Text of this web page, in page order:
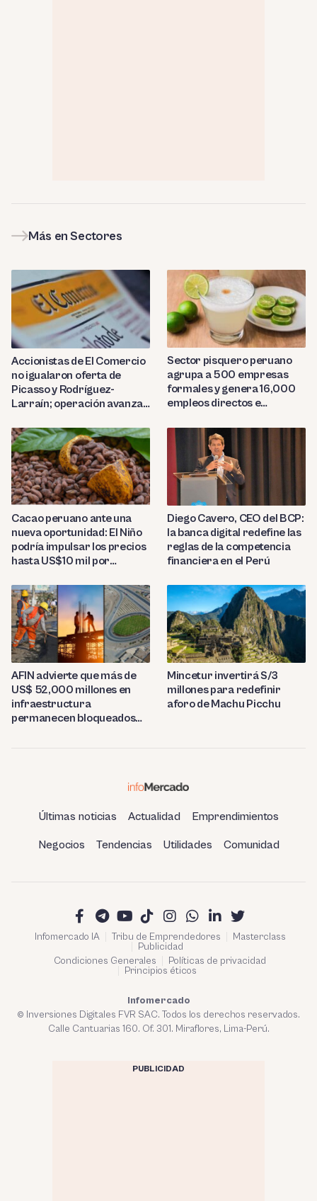
Más en Sectores
Accionistas de El Comercio
no igualaron oferta de
Picasso y Rodríguez-
Larraín; operación avanza
Sector pisquero peruano
agrupa a 500 empresas
formales y genera 16,000
empleos directos e
Cacao peruano ante una
nueva oportunidad: El Niño
podría impulsar los precios
hasta US$10 mil por
Diego Cavero, CEO del BCP:
la banca digital redefine las
reglas de la competencia
financiera en el Perú
AFIN advierte que más de
US$ 52,000 millones en
infraestructura
permanecen bloqueados
Mincetur invertirá S/3
millones para redefinir
aforo de Machu Picchu
Últimas noticias Actualidad Emprendimientos
Negocios Tendencias Utilidades Comunidad
Infomercado IA Tribu de Emprendedores
Masterclass
Publicidad
Condiciones Generales
Políticas de privacidad
Principios éticos
Infomercado
© Inversiones Digitales FVR SAC. Todos los derechos reservados.
Calle Cantuarias 160. Of. 301. Miraflores, Lima-Perú.
PUBLICIDAD